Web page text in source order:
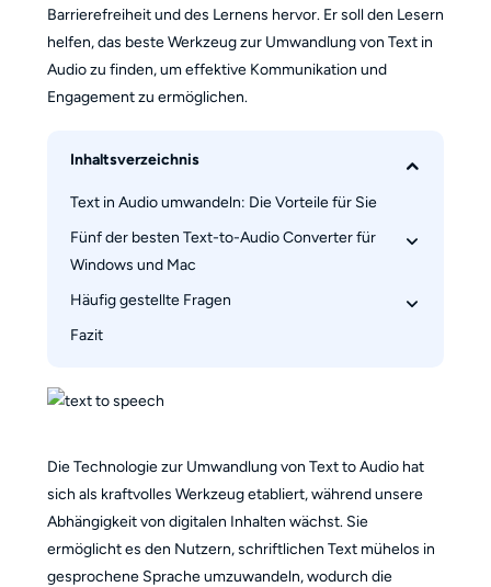
Barrierefreiheit und des Lernens hervor. Er soll den Lesern
helfen, das beste Werkzeug zur Umwandlung von Text in
Audio zu finden, um effektive Kommunikation und
Engagement zu ermöglichen.
Inhaltsverzeichnis
Text in Audio umwandeln: Die Vorteile für Sie
Fünf der besten Text-to-Audio Converter für
Windows und Mac
1. AudioBook Creator
2. NaturalReaders
​​​​4. Voicemaker
Häufig gestellte Fragen
Wie wandelt man Text in Audio um?
Audio Apps?
Kann ich beim Verwenden eines Text to Audio
Coverters die Geschwindigkeit und Tonhöhe
anpassen?
Fazit
Die Technologie zur Umwandlung von Text to Audio hat
sich als kraftvolles Werkzeug etabliert, während unsere
Abhängigkeit von digitalen Inhalten wächst. Sie
ermöglicht es den Nutzern, schriftlichen Text mühelos in
gesprochene Sprache umzuwandeln, wodurch die